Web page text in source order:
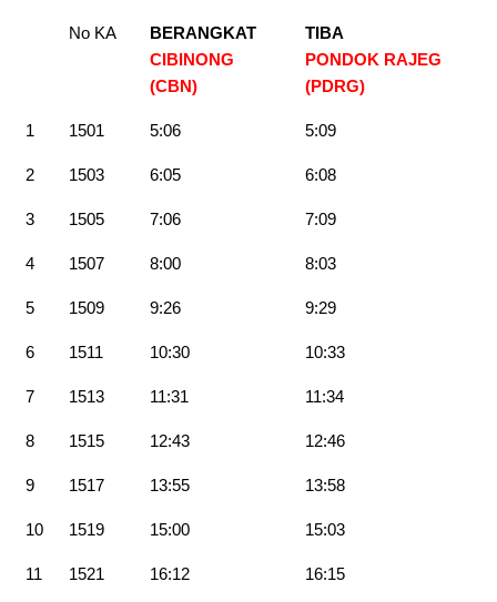
No KA
BERANGKAT
CIBINONG
(CBN)
TIBA
PONDOK RAJEG
(PDRG)
1 1501 5:06 5:09
2 1503 6:05 6:08
3 1505 7:06 7:09
4 1507 8:00 8:03
5 1509 9:26 9:29
6 1511 10:30 10:33
7 1513 11:31 11:34
8 1515 12:43 12:46
9 1517 13:55 13:58
10 1519 15:00 15:03
11 1521 16:12 16:15